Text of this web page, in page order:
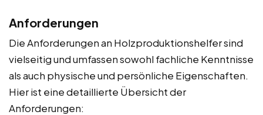
Anforderungen
Die Anforderungen an Holzproduktionshelfer sind
vielseitig und umfassen sowohl fachliche Kenntnisse
als auch physische und persönliche Eigenschaften.
Hier ist eine detaillierte Übersicht der
Anforderungen: